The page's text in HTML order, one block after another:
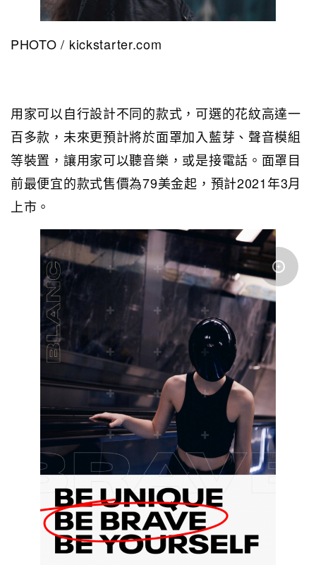
PHOTO / kickstarter.com
用家可以自行設計不同的款式，可選的花紋高達一
百多款，未來更預計將於面罩加入藍芽、聲音模組
等裝置，讓用家可以聽音樂，或是接電話。面罩目
前最便宜的款式售價為79美金起，預計2021年3月
上市。